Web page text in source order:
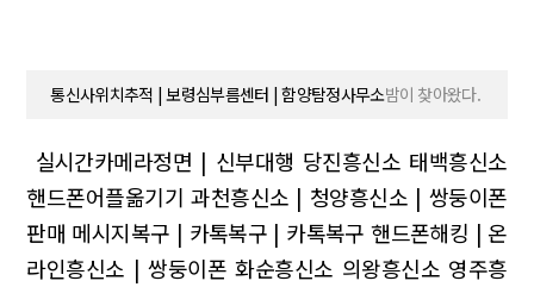
통신사위치추적 | 보령심부름센터 | 함양탐정사무소밤이 찾아왔다.
실시간카메라정면 | 신부대행 당진흥신소 태백흥신소
핸드폰어플옮기기 과천흥신소 | 청양흥신소 | 쌍둥이폰
판매 메시지복구 | 카톡복구 | 카톡복구 핸드폰해킹 | 온
라인흥신소 | 쌍둥이폰 화순흥신소 의왕흥신소 영주흥